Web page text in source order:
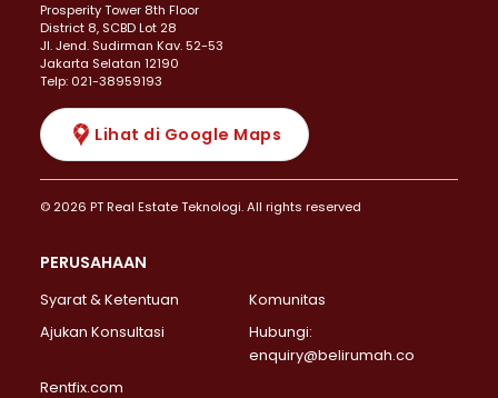
Prosperity Tower 8th Floor
District 8, SCBD Lot 28
JI. Jend. Sudirman Kav. 52-53
Jakarta Selatan 12190
Telp: 021-38959193
Lihat di Google Maps
© 2026 PT Real Estate Teknologi. All rights reserved
PERUSAHAAN
Syarat & Ketentuan
Komunitas
Ajukan Konsultasi
Hubungi:
enquiry@belirumah.co
Rentfix.com